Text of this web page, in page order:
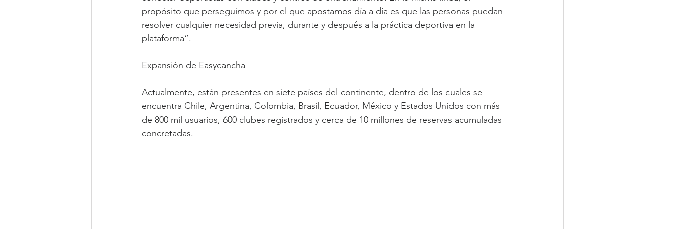
propósito que perseguimos y por el que apostamos día a día es que las personas puedan
resolver cualquier necesidad previa, durante y después a la práctica deportiva en la
plataforma”.
Expansión de Easycancha
Actualmente, están presentes en siete países del continente, dentro de los cuales se
encuentra Chile, Argentina, Colombia, Brasil, Ecuador, México y Estados Unidos con más
de 800 mil usuarios, 600 clubes registrados y cerca de 10 millones de reservas acumuladas
concretadas.